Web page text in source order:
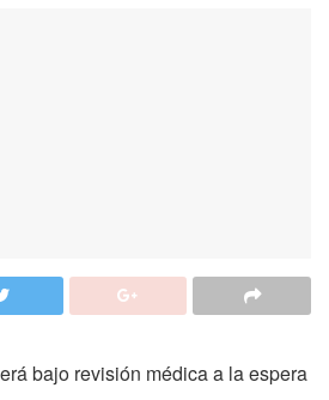
bajo revisión médica a la espera